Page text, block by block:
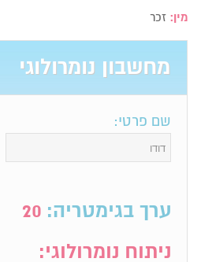
מין: זכר
מחשבון נומרולוגי
שם פרטי:
ערך בגימטריה: 20
ניתוח נומרולוגי: